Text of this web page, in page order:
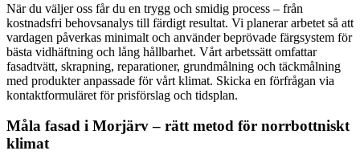
När du väljer oss får du en trygg och smidig process – från
kostnadsfri behovsanalys till färdigt resultat. Vi planerar arbetet så att
vardagen påverkas minimalt och använder beprövade färgsystem för
bästa vidhäftning och lång hållbarhet. Vårt arbetssätt omfattar
fasadtvätt, skrapning, reparationer, grundmålning och täckmålning
med produkter anpassade för vårt klimat. Skicka en förfrågan via
kontaktformuläret för prisförslag och tidsplan.
Måla fasad i Morjärv – rätt metod för norrbottniskt
klimat